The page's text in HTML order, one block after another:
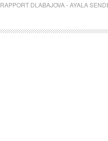
RAPPORT DLABAJOVA - AYALA